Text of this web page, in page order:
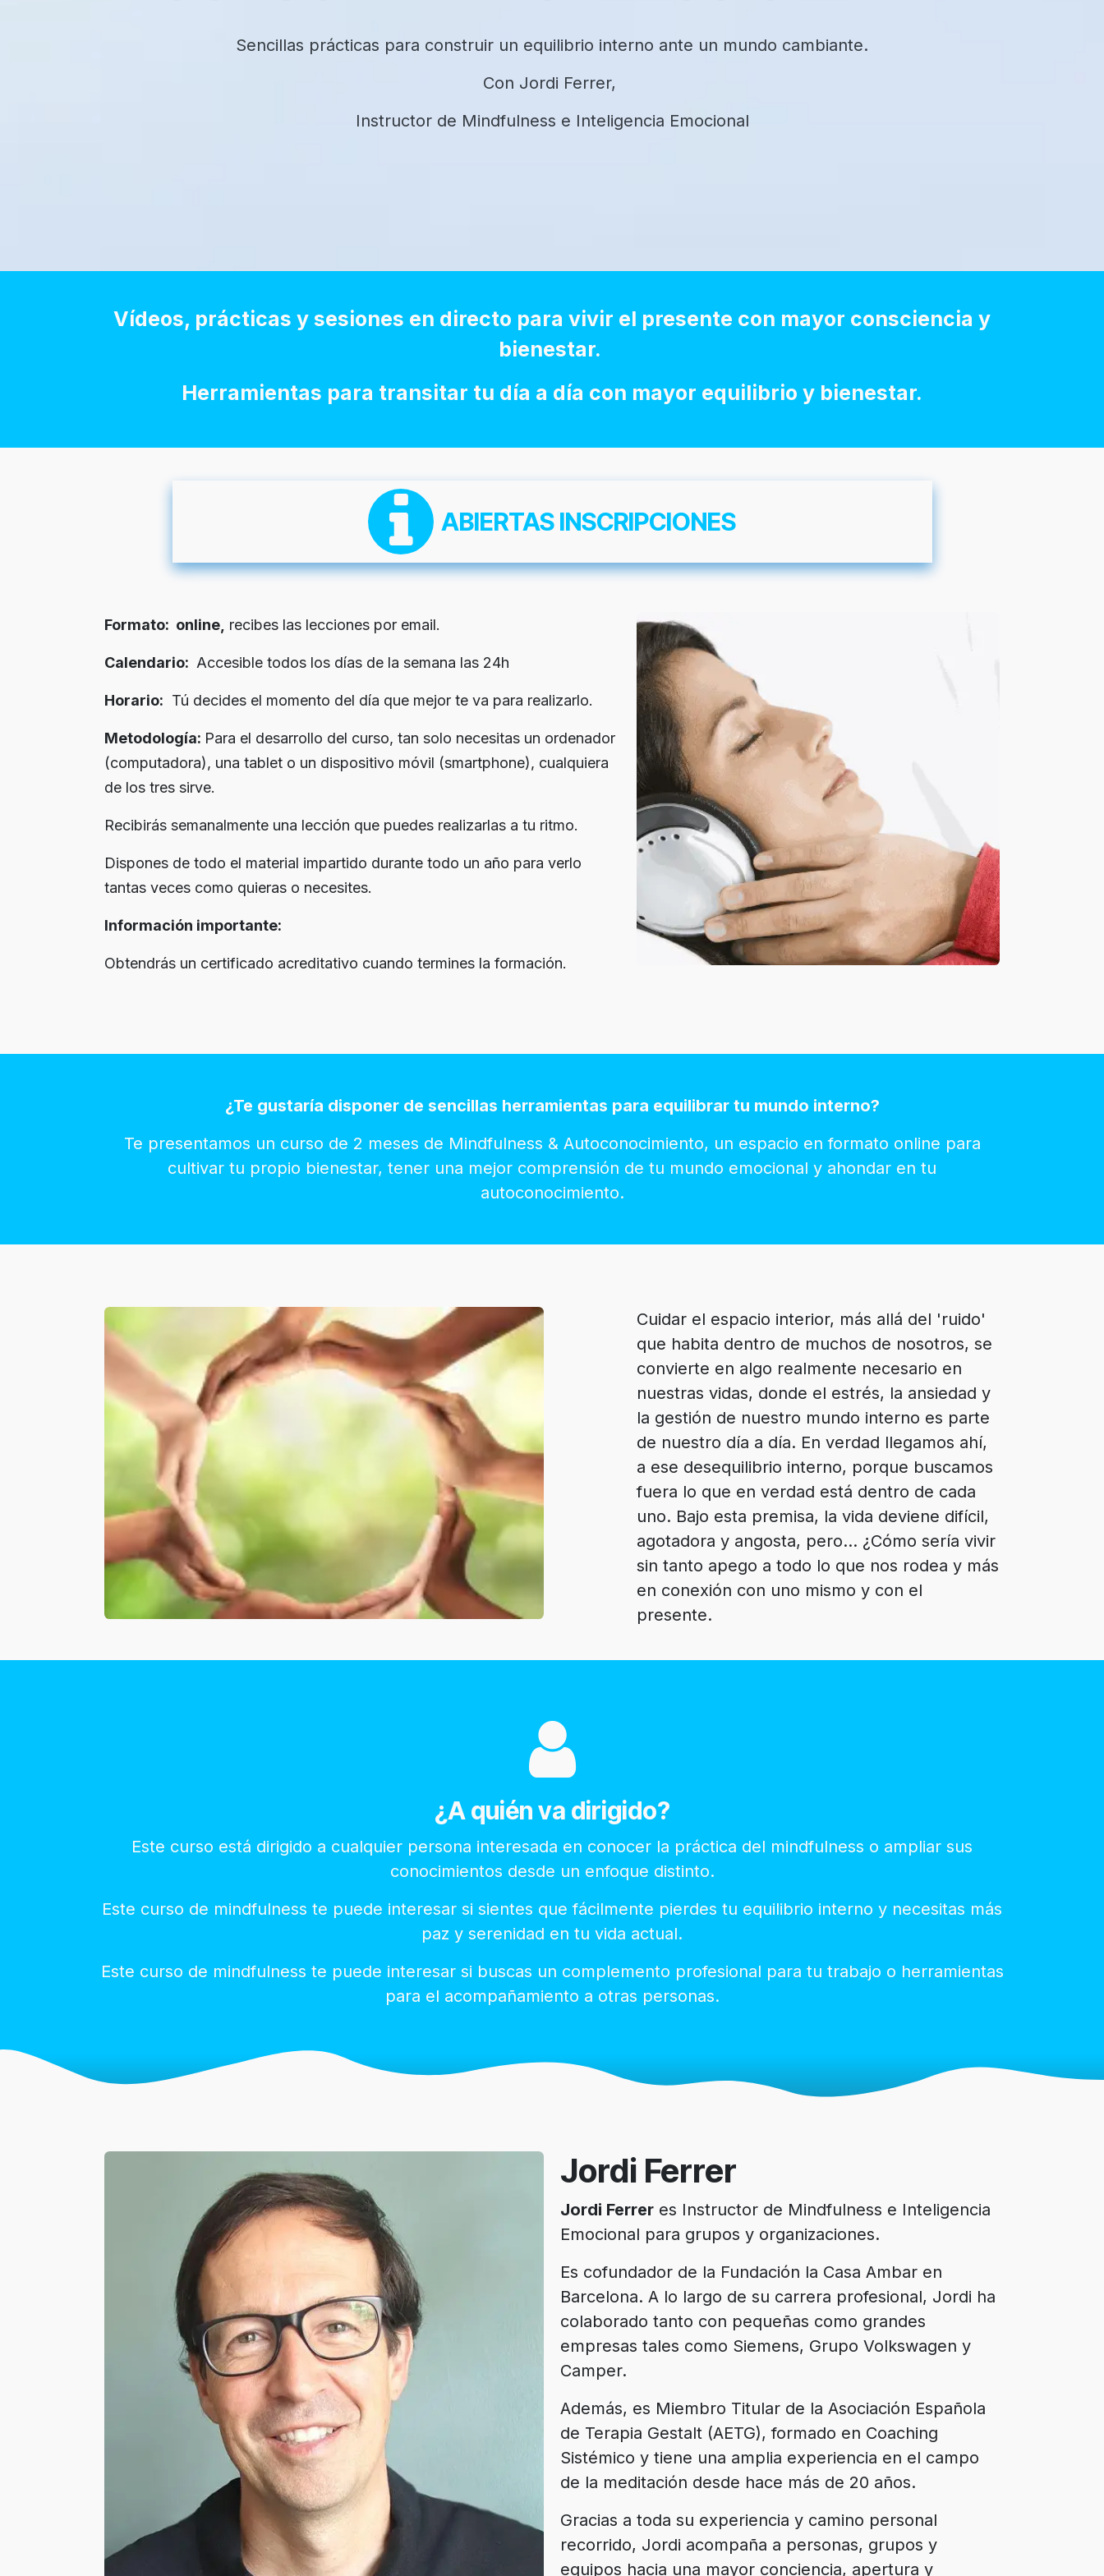
Sencillas prácticas para construir un equilibrio interno ante un mundo cambiante.
Con Jordi Ferrer,
Instructor de Mindfulness e Inteligencia Emocional
Vídeos, prácticas y sesiones en directo para vivir el presente con mayor consciencia y
bienestar.
Herramientas para transitar tu día a día con mayor equilibrio y bienestar.
ABIERTAS INSCRIPCIONES
Formato: online, recibes las lecciones por email.
Calendario: Accesible todos los días de la semana las 24h
Horario: Tú decides el momento del día que mejor te va para realizarlo.
Metodología: Para el desarrollo del curso, tan solo necesitas un ordenador
(computadora), una tablet o un dispositivo móvil (smartphone), cualquiera
de los tres sirve.
Recibirás semanalmente una lección que puedes realizarlas a tu ritmo.
Dispones de todo el material impartido durante todo un año para verlo
tantas veces como quieras o necesites.
Información importante:
Obtendrás un certificado acreditativo cuando termines la formación.
¿Te gustaría disponer de sencillas herramientas para equilibrar tu mundo interno?
Te presentamos un curso de 2 meses de Mindfulness & Autoconocimiento, un espacio en formato online para
cultivar tu propio bienestar, tener una mejor comprensión de tu mundo emocional y ahondar en tu
autoconocimiento.
Cuidar el espacio interior, más allá del 'ruido'
que habita dentro de muchos de nosotros, se
convierte en algo realmente necesario en
nuestras vidas, donde el estrés, la ansiedad y
la gestión de nuestro mundo interno es parte
de nuestro día a día. En verdad llegamos ahí,
a ese desequilibrio interno, porque buscamos
fuera lo que en verdad está dentro de cada
uno. Bajo esta premisa, la vida deviene difícil,
agotadora y angosta, pero... ¿Cómo sería vivir
sin tanto apego a todo lo que nos rodea y más
en conexión con uno mismo y con el
presente.
¿A quién va dirigido?
Este curso está dirigido a cualquier persona interesada en conocer la práctica del mindfulness o ampliar sus
conocimientos desde un enfoque distinto.
Este curso de mindfulness te puede interesar si sientes que fácilmente pierdes tu equilibrio interno y necesitas más
paz y serenidad en tu vida actual.
Este curso de mindfulness te puede interesar si buscas un complemento profesional para tu trabajo o herramientas
para el acompañamiento a otras personas.
Jordi Ferrer
Jordi Ferrer es Instructor de Mindfulness e Inteligencia
Emocional para grupos y organizaciones.
Es cofundador de la Fundación la Casa Ambar en
Barcelona. A lo largo de su carrera profesional, Jordi ha
colaborado tanto con pequeñas como grandes
empresas tales como Siemens, Grupo Volkswagen y
Camper.
Además, es Miembro Titular de la Asociación Española
de Terapia Gestalt (AETG), formado en Coaching
Sistémico y tiene una amplia experiencia en el campo
de la meditación desde hace más de 20 años.
Gracias a toda su experiencia y camino personal
recorrido, Jordi acompaña a personas, grupos y
equipos hacia una mayor conciencia, apertura y